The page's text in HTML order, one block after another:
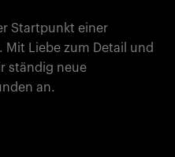
Startpunkt einer
Liebe zum Detail und
ständig neue
an.